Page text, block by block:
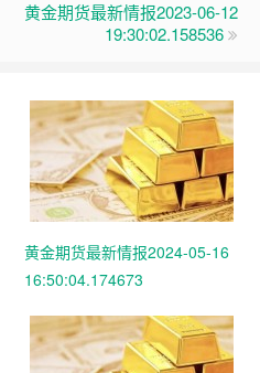
黄金期货最新情报2023-06-12
19:30:02.158536
黄金期货最新情报2024-05-16
16:50:04.174673